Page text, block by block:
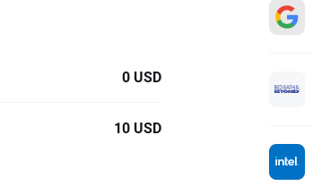
0 USD
10 USD